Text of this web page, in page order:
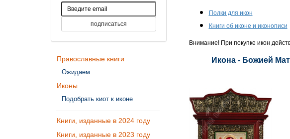
Православные книги
Ожидаем
Иконы
Подобрать киот к иконе
Книги, изданные в 2024 году
Книги, изданные в 2023 году
Полки для икон
Книги об иконе и иконописи
Внимание! При покупке икон
Икона - Божией